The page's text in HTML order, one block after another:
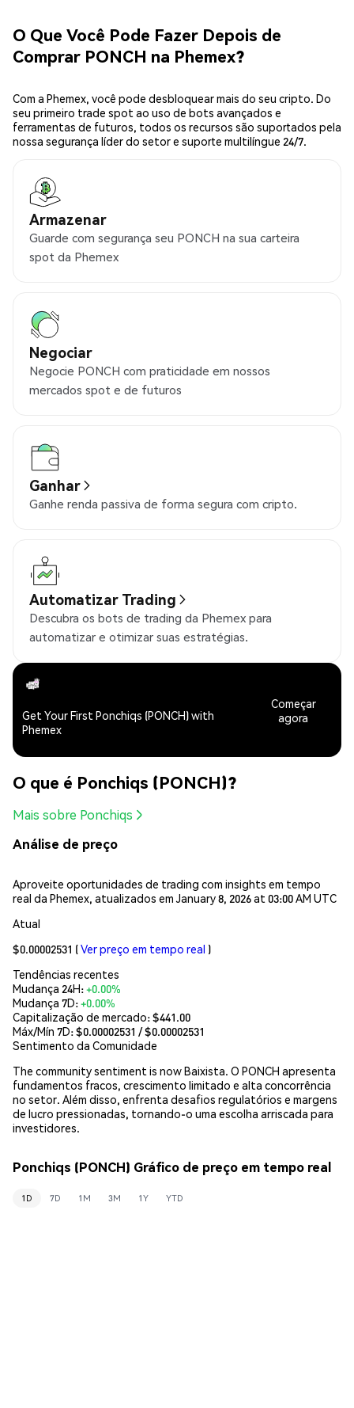
O Que Você Pode Fazer Depois de
Comprar PONCH na Phemex?
Com a Phemex, você pode desbloquear mais do seu cripto. Do
seu primeiro trade spot ao uso de bots avançados e
ferramentas de futuros, todos os recursos são suportados pela
nossa segurança líder do setor e suporte multilíngue 24/7.
Armazenar
Guarde com segurança seu PONCH na sua carteira
spot da Phemex
Negociar
Negocie PONCH com praticidade em nossos
mercados spot e de futuros
Ganhar
Ganhe renda passiva de forma segura com cripto.
Automatizar Trading
Descubra os bots de trading da Phemex para
automatizar e otimizar suas estratégias.
Get Your First Ponchiqs (PONCH) with
Phemex
Começar
agora
O que é Ponchiqs (PONCH)?
Mais sobre Ponchiqs
Análise de preço
Aproveite oportunidades de trading com insights em tempo
real da Phemex, atualizados em January 8, 2026 at 03:00 AM UTC
Atual
$0.00002531 (Ver preço em tempo real )
Tendências recentes
Mudança 24H:+0.00%
Mudança 7D:+0.00%
Capitalização de mercado:$441.00
Máx/Mín 7D: $0.00002531 / $0.00002531
Sentimento da Comunidade
The community sentiment is now Baixista. O PONCH apresenta
fundamentos fracos, crescimento limitado e alta concorrência
no setor. Além disso, enfrenta desafios regulatórios e margens
de lucro pressionadas, tornando-o uma escolha arriscada para
investidores.
Ponchiqs (PONCH) Gráfico de preço em tempo real
1D 7D 1M 3M 1Y YTD